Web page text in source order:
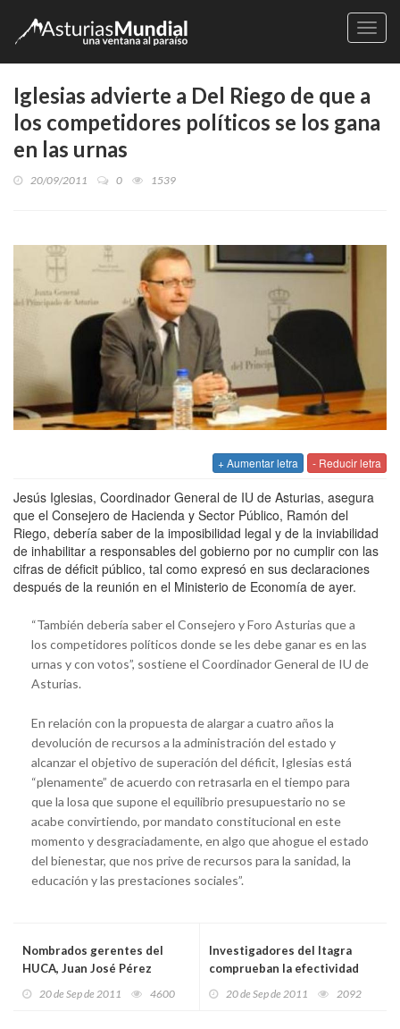
Iglesias advierte a Del Riego de que a
los competidores políticos se los gana
en las urnas
20/09/2011 0 1539
+ Aumentar letra - Reducir letra
Jesús Iglesias, Coordinador General de IU de Asturias, asegura
que el Consejero de Hacienda y Sector Público, Ramón del
Riego, debería saber de la imposibilidad legal y de la inviabilidad
de inhabilitar a responsables del gobierno por no cumplir con las
cifras de déficit público, tal como expresó en sus declaraciones
después de la reunión en el Ministerio de Economía de ayer.
“También debería saber el Consejero y Foro Asturias que a
los competidores políticos donde se les debe ganar es en las
urnas y con votos”, sostiene el Coordinador General de IU de
Asturias.
En relación con la propuesta de alargar a cuatro años la
devolución de recursos a la administración del estado y
alcanzar el objetivo de superación del déficit, Iglesias está
“plenamente” de acuerdo con retrasarla en el tiempo para
que la losa que supone el equilibrio presupuestario no se
acabe convirtiendo, por mandato constitucional en este
momento y desgraciadamente, en algo que ahogue el estado
del bienestar, que nos prive de recursos para la sanidad, la
educación y las prestaciones sociales”.
Nombrados gerentes del
HUCA, Juan José Pérez
20 de Sep de 2011 4600
Investigadores del Itagra
comprueban la efectividad
suelos agrícolas
20 de Sep de 2011 2092